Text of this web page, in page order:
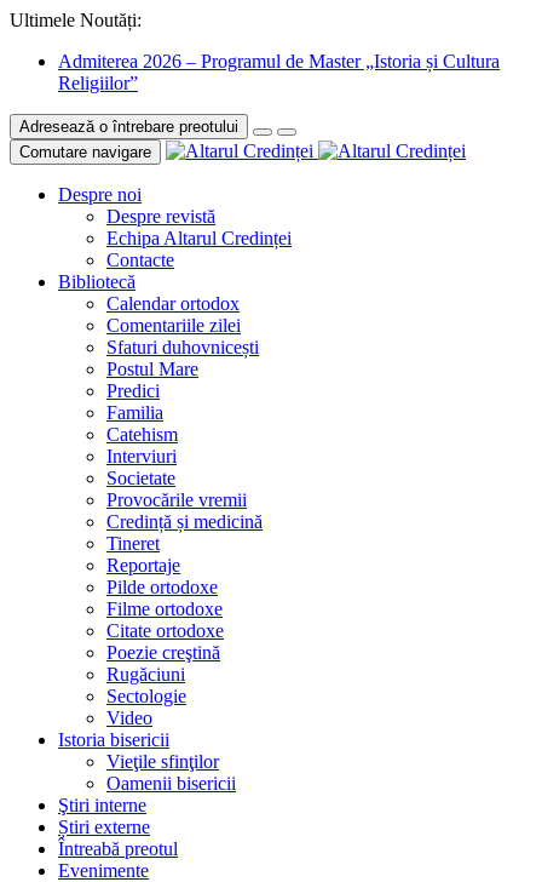
Ultimele Noutăți:
Admiterea 2026 – Programul de Master „Istoria și Cultura
Religiilor”
Adresează o întrebare preotului
Comutare navigare
Despre noi
Despre revistă
Echipa Altarul Credinței
Contacte
Bibliotecă
Calendar ortodox
Comentariile zilei
Sfaturi duhovnicești
Postul Mare
Predici
Familia
Catehism
Interviuri
Societate
Provocările vremii
Credință și medicină
Tineret
Reportaje
Pilde ortodoxe
Filme ortodoxe
Citate ortodoxe
Poezie creştină
Rugăciuni
Sectologie
Video
Istoria bisericii
Vieţile sfinţilor
Oamenii bisericii
Ştiri interne
Știri externe
Întreabă preotul
Evenimente